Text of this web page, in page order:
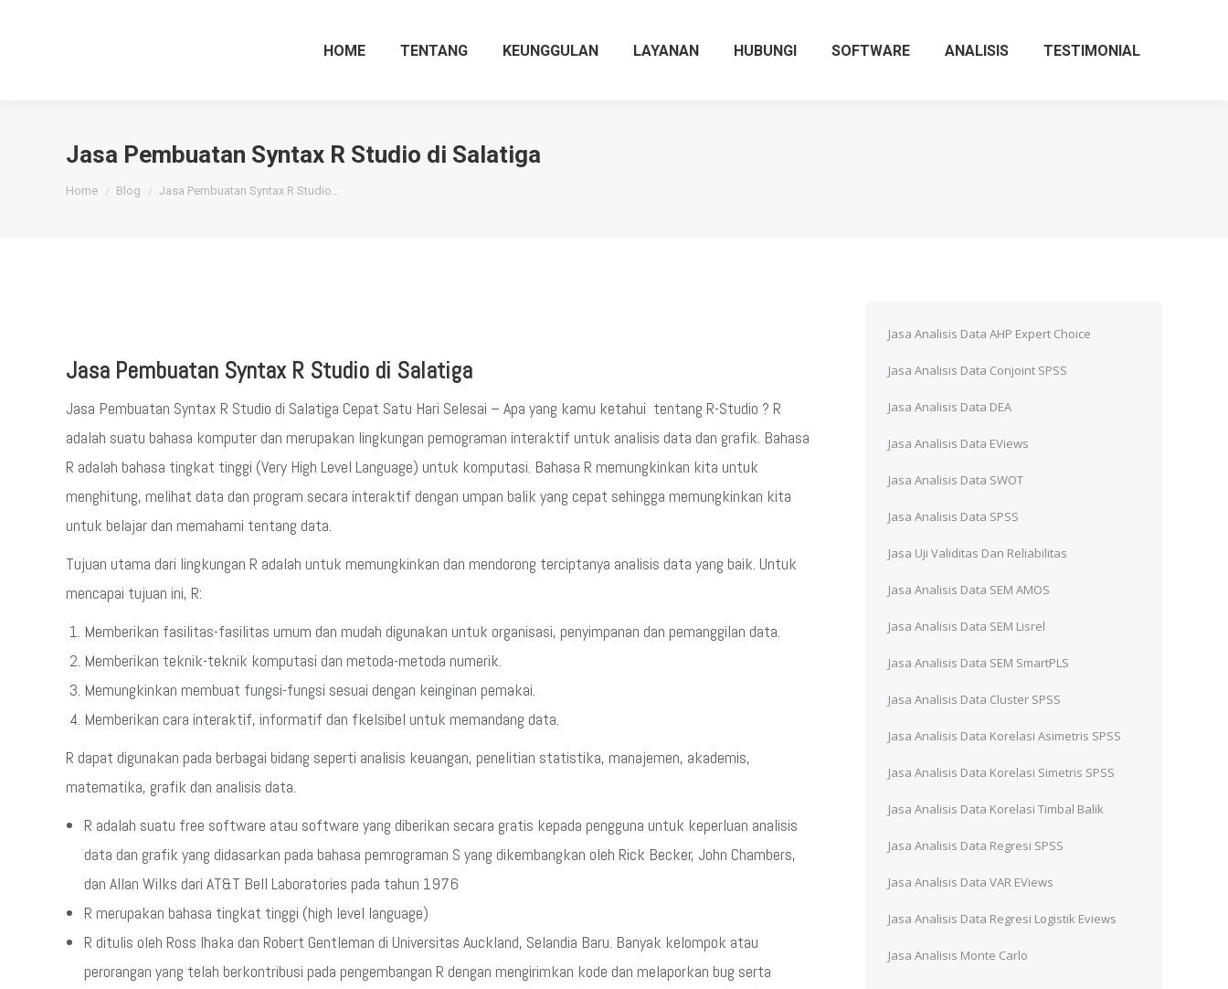
HOME TENTANG KEUNGGULAN LAYANAN HUBUNGI SOFTWARE ANALISIS TESTIMONIAL
Jasa Pembuatan Syntax R Studio di Salatiga
You are here:
Home Blog Jasa Pembuatan Syntax R Studio…
Jasa Pembuatan Syntax R Studio di Salatiga
Jasa Pembuatan Syntax R Studio di Salatiga Cepat Satu Hari Selesai – Apa yang kamu ketahui tentang R-Studio ? R
adalah suatu bahasa komputer dan merupakan lingkungan pemograman interaktif untuk analisis data dan grafik. Bahasa
R adalah bahasa tingkat tinggi (Very High Level Language) untuk komputasi. Bahasa R memungkinkan kita untuk
menghitung, melihat data dan program secara interaktif dengan umpan balik yang cepat sehingga memungkinkan kita
untuk belajar dan memahami tentang data.
Tujuan utama dari lingkungan R adalah untuk memungkinkan dan mendorong terciptanya analisis data yang baik. Untuk
mencapai tujuan ini, R:
Memberikan fasilitas-fasilitas umum dan mudah digunakan untuk organisasi, penyimpanan dan pemanggilan data.
Memberikan teknik-teknik komputasi dan metoda-metoda numerik.
Memungkinkan membuat fungsi-fungsi sesuai dengan keinginan pemakai.
Memberikan cara interaktif, informatif dan fkelsibel untuk memandang data.
R dapat digunakan pada berbagai bidang seperti analisis keuangan, penelitian statistika, manajemen, akademis,
matematika, grafik dan analisis data.
R adalah suatu free software atau software yang diberikan secara gratis kepada pengguna untuk keperluan analisis
data dan grafik yang didasarkan pada bahasa pemrograman S yang dikembangkan oleh Rick Becker, John Chambers,
dan Allan Wilks dari AT&T Bell Laboratories pada tahun 1976
R merupakan bahasa tingkat tinggi (high level language)
R ditulis oleh Ross Ihaka dan Robert Gentleman di Universitas Auckland, Selandia Baru. Banyak kelompok atau
perorangan yang telah berkontribusi pada pengembangan R dengan mengirimkan kode dan melaporkan bug serta
Jasa Analisis Data AHP Expert Choice
Jasa Analisis Data Conjoint SPSS
Jasa Analisis Data DEA
Jasa Analisis Data EViews
Jasa Analisis Data SWOT
Jasa Analisis Data SPSS
Jasa Uji Validitas Dan Reliabilitas
Jasa Analisis Data SEM AMOS
Jasa Analisis Data SEM Lisrel
Jasa Analisis Data SEM SmartPLS
Jasa Analisis Data Cluster SPSS
Jasa Analisis Data Korelasi Asimetris SPSS
Jasa Analisis Data Korelasi Simetris SPSS
Jasa Analisis Data Korelasi Timbal Balik
Jasa Analisis Data Regresi SPSS
Jasa Analisis Data VAR EViews
Jasa Analisis Data Regresi Logistik Eviews
Jasa Analisis Monte Carlo